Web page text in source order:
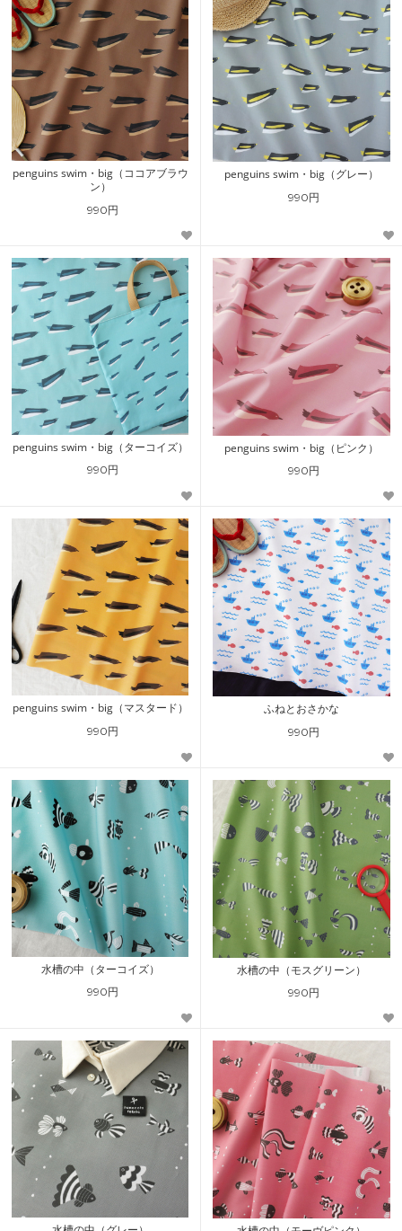
penguins swim・big（ココアブラウ
ン）
990円
penguins swim・big（グレー）
990円
penguins swim・big（ターコイズ）
990円
penguins swim・big（ピンク）
990円
penguins swim・big（マスタード）
990円
ふねとおさかな
990円
水槽の中（ターコイズ）
990円
水槽の中（モスグリーン）
990円